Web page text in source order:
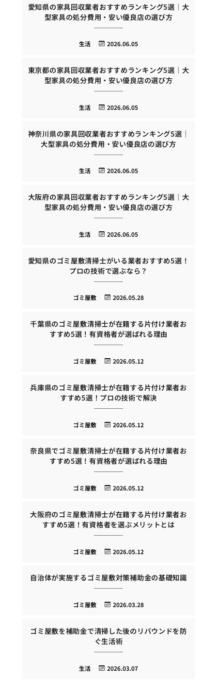
愛知県の家具回収業者おすすめランキング5選｜大
型家具の処分費用・安い優良店の選び方
2026.06.05
生活
東京都の家具回収業者おすすめランキング5選｜大
型家具の処分費用・安い優良店の選び方
2026.06.05
生活
神奈川県の家具回収業者おすすめランキング5選｜
大型家具の処分費用・安い優良店の選び方
2026.06.05
生活
大阪府の家具回収業者おすすめランキング5選｜大
型家具の処分費用・安い優良店の選び方
2026.06.05
生活
愛知県のゴミ屋敷清掃士がいる業者おすすめ5選！
プロの技術で選ぶなら？
2026.05.28
ゴミ屋敷
千葉県のゴミ屋敷清掃士が在籍する片付け業者お
すすめ5選！有資格者が選ばれる理由
2026.05.12
ゴミ屋敷
兵庫県のゴミ屋敷清掃士が在籍する片付け業者お
すすめ5選！プロの技術で解決
2026.05.12
ゴミ屋敷
奈良県でゴミ屋敷清掃士が在籍する片付け業者お
すすめ5選！有資格者が選ばれる理由
2026.05.12
ゴミ屋敷
大阪府のゴミ屋敷清掃士が在籍する片付け業者お
すすめ5選！有資格者を選ぶメリットとは
2026.05.12
ゴミ屋敷
自治体が実施するゴミ屋敷対策補助金の基礎知識
2026.03.28
ゴミ屋敷
ゴミ屋敷を補助金で清掃した後のリバウンドを防
ぐ生活術
2026.03.07
生活